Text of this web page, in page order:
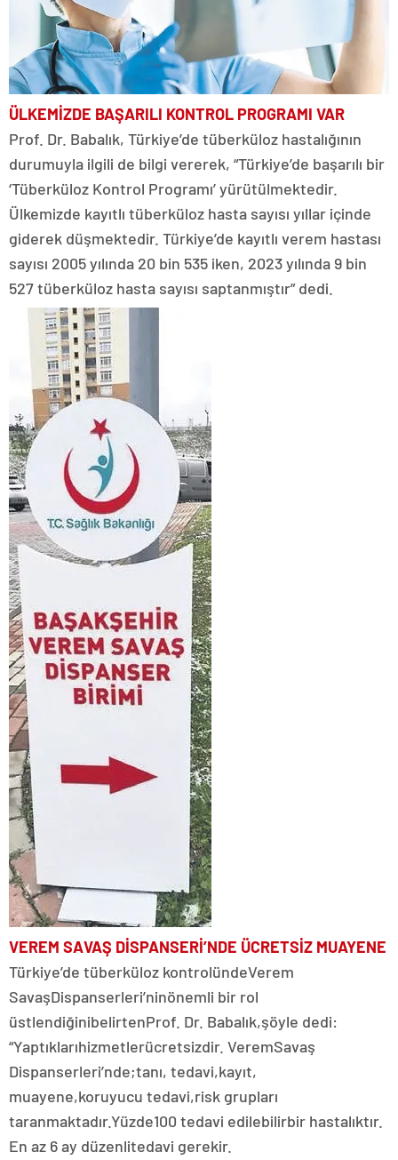
ÜLKEMİZDE BAŞARILI KONTROL PROGRAMI VAR
Prof. Dr. Babalık, Türkiye’de tüberküloz hastalığının
durumuyla ilgili de bilgi vererek, “Türkiye’de başarılı bir
‘Tüberküloz Kontrol Programı’ yürütülmektedir.
Ülkemizde kayıtlı tüberküloz hasta sayısı yıllar içinde
giderek düşmektedir. Türkiye’de kayıtlı verem hastası
sayısı 2005 yılında 20 bin 535 iken, 2023 yılında 9 bin
527 tüberküloz hasta sayısı saptanmıştır” dedi.
VEREM SAVAŞ DİSPANSERİ’NDE ÜCRETSİZ MUAYENE
Türkiye’de tüberküloz kontrolündeVerem
SavaşDispanserleri’ninönemli bir rol
üstlendiğinibelirtenProf. Dr. Babalık,şöyle dedi:
“Yaptıklarıhizmetlerücretsizdir. VeremSavaş
Dispanserleri’nde;tanı, tedavi,kayıt,
muayene,koruyucu tedavi,risk grupları
taranmaktadır.Yüzde100 tedavi edilebilirbir hastalıktır.
En az 6 ay düzenlitedavi gerekir.